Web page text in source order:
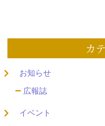
カ
お知らせ
広報誌
イベント